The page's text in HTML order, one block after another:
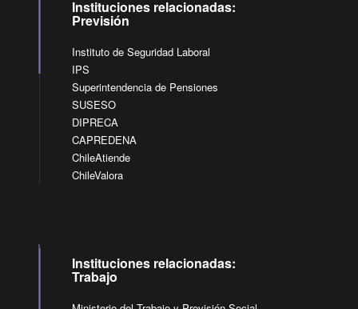
Instituciones relacionadas:
Previsión
Instituto de Seguridad Laboral
IPS
Superintendencia de Pensiones
SUSESO
DIPRECA
CAPREDENA
ChileAtiende
ChileValora
Instituciones relacionadas:
Trabajo